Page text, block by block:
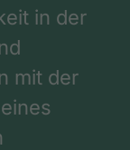
in der
mit der